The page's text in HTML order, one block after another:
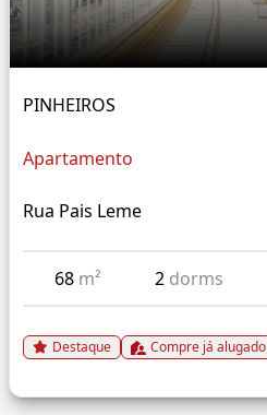
PINHEIROS
Apartamento
Rua Pais Leme
68 m² 2 dorms
Destaque Compre já alugado